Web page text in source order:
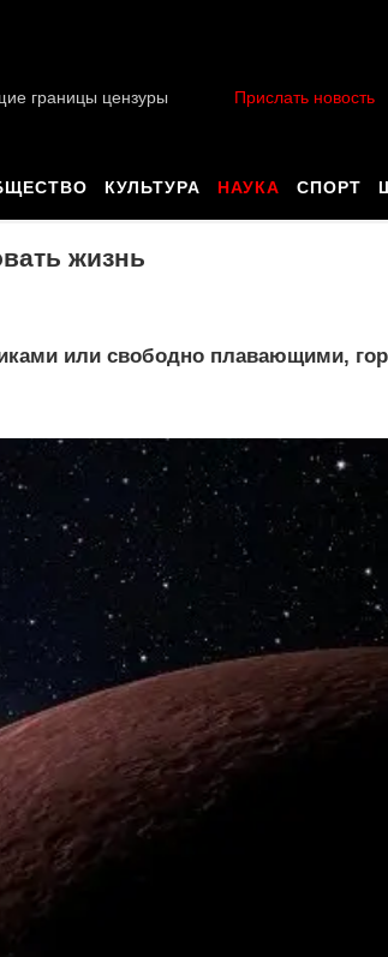
границы цензуры
Прислать новость
КУЛЬТУРА НАУКА СПОРТ
жизнь
или свободно плавающими,